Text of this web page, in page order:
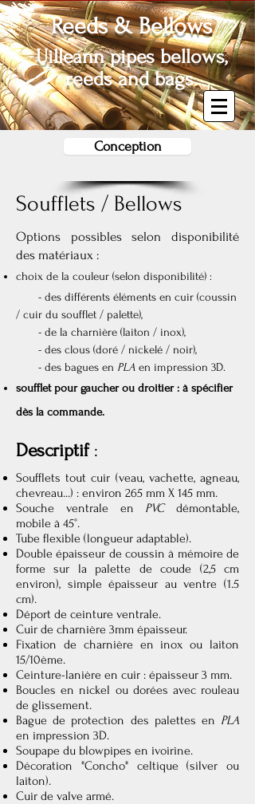
Reeds & Bellows
Uilleann pipes bellows,
reeds and bags.
Conception
Soufflets / Bellows
Options possibles selon disponibilité
des matériaux :
choix de la couleur (selon disponibilité) :
- des différents éléments en cuir (coussin
/ cuir du soufflet / palette),
- de la charnière (laiton / inox),
- des clous (doré / nickelé / noir),
- des bagues en PLA en impression 3D.
soufflet pour gaucher ou droitier : à spécifier
dès la commande.
Descriptif :
Soufflets tout cuir (veau, vachette, agneau,
chevreau...) : environ 265 mm X 145 mm.
Souche ventrale en PVCdémontable,
mobile à 45°.
Tube flexible (longueur adaptable).
Double épaisseur de coussin à mémoire de
forme sur la palette de coude (2,5 cm
environ), simple épaisseur au ventre (1.5
cm).
Déport de ceinture ventrale.
Cuir de charnière 3mm épaisseur.
Fixation de charnière en inox ou laiton
15/10ème.
Ceinture-lanière en cuir : épaisseur 3 mm.
Boucles en nickel ou dorées avec rouleau
de glissement.
Bague de protection des palettes en PLA
en impression 3D.
Soupape du blowpipes en ivoirine.
Décoration "Concho" celtique (silver ou
laiton).
Cuir de valve armé.